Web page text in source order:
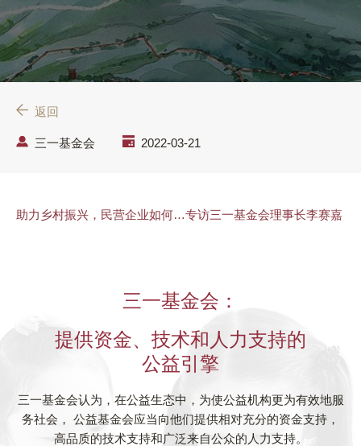
返回
三一基金会 2022-03-21
助力乡村振兴，民营企业如何…专访三一基金会理事长李赛嘉
三一基金会：
提供资金、技术和人力支持的
公益引擎
三一基金会认为，在公益生态中，为使公益机构更为有效地服
务社会， 公益基金会应当向他们提供相对充分的资金支持，
高品质的技术支持和广泛来自公众的人力支持。